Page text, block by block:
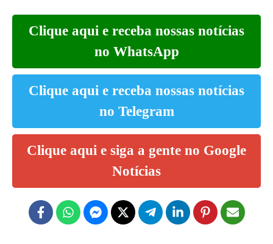
Clique aqui e receba nossas notícias
no WhatsApp
Clique aqui e receba nossas notícias
no Telegram
Clique aqui e siga a gente no Google
Notícias